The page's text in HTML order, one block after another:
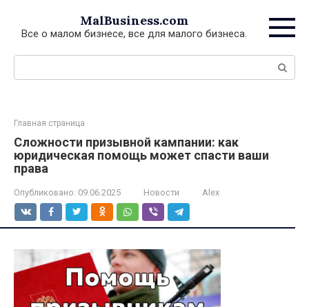
контенту
MalBusiness.com
Все о малом бизнесе, все для малого бизнеса.
Поиск:
Главная страница
Сложности призывной кампании: как
юридическая помощь может спасти ваши
права
Опубликовано: 09.06.2025 Новости Alex